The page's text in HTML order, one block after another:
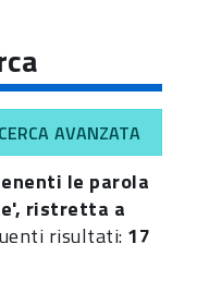
AVANZATA
le parola
ristretta a
risultati: 17